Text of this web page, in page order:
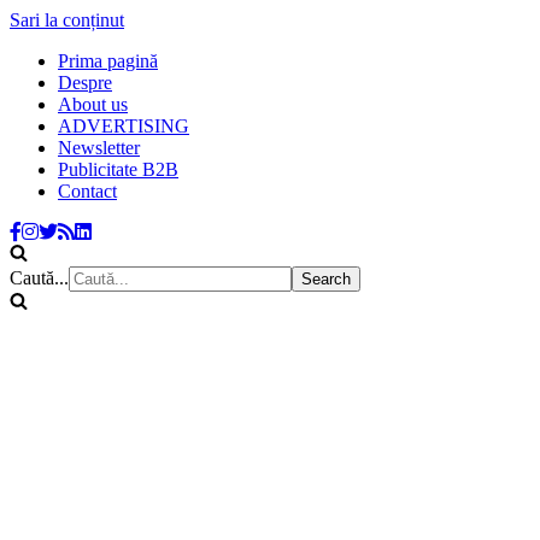
Sari la conținut
Prima pagină
Despre
About us
ADVERTISING
Newsletter
Publicitate B2B
Contact
Caută...